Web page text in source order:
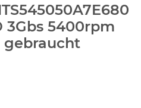
3Gbs 5400rpm
gebraucht